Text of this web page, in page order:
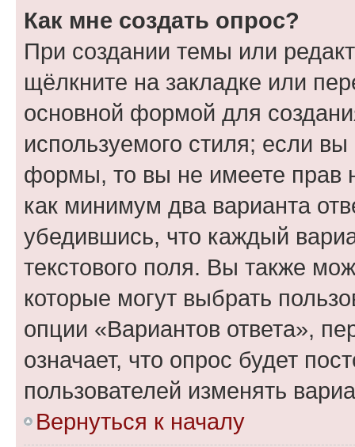
Как мне создать опрос?
При создании темы или
щёлкните на закладке или
основной формой для
используемого стиля; если
формы, то вы не имеете прав
как минимум два варианта
убедившись, что каждый
текстового поля. Вы также
которые могут выбрать
опции «Вариантов ответа»,
означает, что опрос будет
пользователей изменять
Вернуться к началу